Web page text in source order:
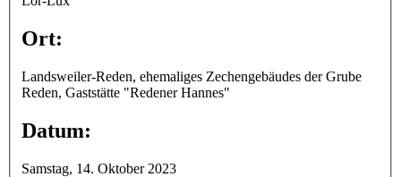
Ort:
Landsweiler-Reden, ehemaliges Zechengebäudes der Grube
Reden, Gaststätte "Redener Hannes"
Datum:
Samstag, 14. Oktober 2023